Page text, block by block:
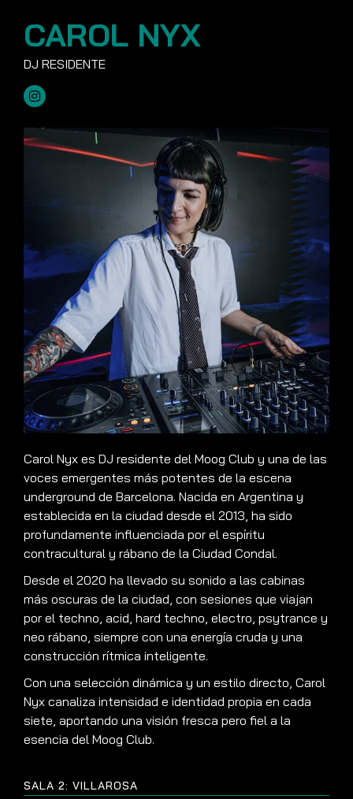
CAROL NYX
Carol Nyx es DJ residente del Moog Club y una de las
voces emergentes más potentes de la escena
underground de Barcelona. Nacida en Argentina y
establecida en la ciudad desde el 2013, ha sido
profundamente influenciada por el espíritu
contracultural y rábano de la Ciudad Condal.
Desde el 2020 ha llevado su sonido a las cabinas
más oscuras de la ciudad, con sesiones que viajan
por el techno, acid, hard techno, electro, psytrance y
neo rábano, siempre con una energía cruda y una
construcción rítmica inteligente.
Con una selección dinámica y un estilo directo, Carol
Nyx canaliza intensidad e identidad propia en cada
siete, aportando una visión fresca pero fiel a la
esencia del Moog Club.
SALA 2: VILLAROSA